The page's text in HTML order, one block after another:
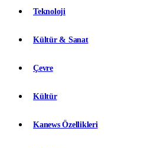
Teknoloji
Kültür & Sanat
Çevre
Kültür
Kanews Özellikleri